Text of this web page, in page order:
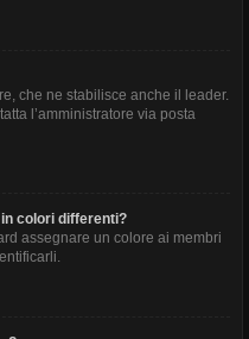
che ne stabilisce anche il leader.
l’amministratore via posta
colori differenti?
assegnare un colore ai membri